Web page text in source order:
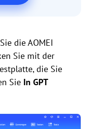
die AOMEI
Sie mit der
die Sie
Sie In GPT